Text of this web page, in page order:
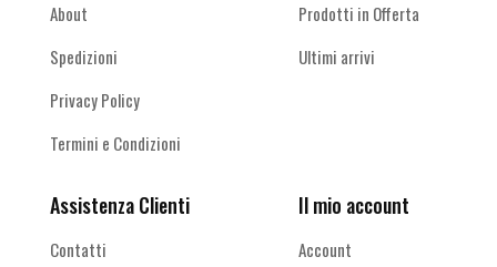
About
Spedizioni
Privacy Policy
Termini e Condizioni
Prodotti in Offerta
Ultimi arrivi
Assistenza Clienti
Contatti
Il mio account
Account